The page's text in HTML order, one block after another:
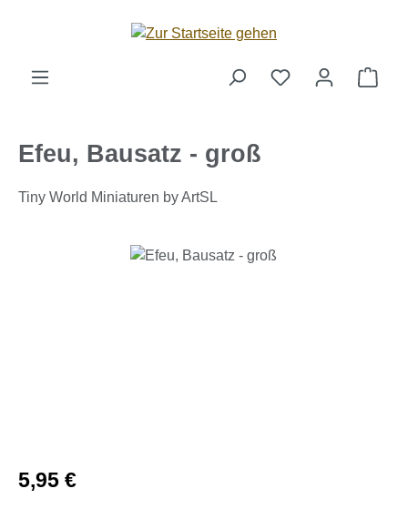
Zum Hauptinhalt springen
Efeu, Bausatz - groß
Tiny World Miniaturen by ArtSL
Bildergalerie überspringen
Regulärer Preis:
5,95 €